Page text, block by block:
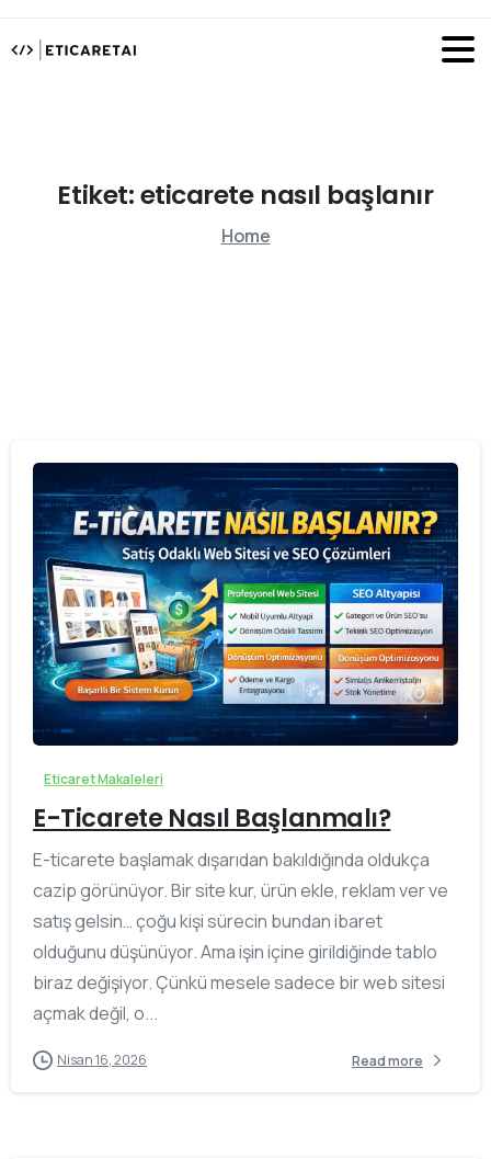
Etiket:eticarete nasıl başlanır
Home
0
Eticaret Makaleleri
E-Ticarete Nasıl Başlanmalı?
E-ticarete başlamak dışarıdan bakıldığında oldukça
cazip görünüyor. Bir site kur, ürün ekle, reklam ver ve
satış gelsin… çoğu kişi sürecin bundan ibaret
olduğunu düşünüyor. Ama işin içine girildiğinde tablo
biraz değişiyor. Çünkü mesele sadece bir web sitesi
açmak değil, o...
Nisan 16, 2026 Read more